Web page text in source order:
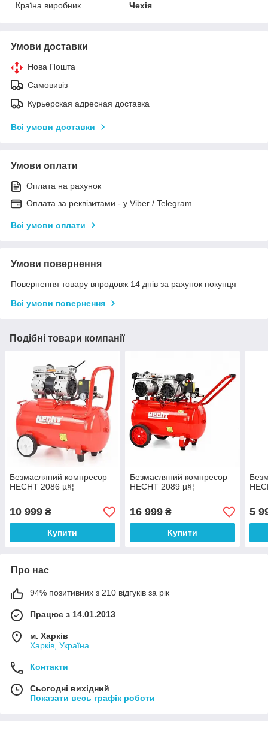
Країна виробник
Чехія
Умови доставки
Нова Пошта
Самовивіз
Курьерская адресная доставка
Всі умови доставки
Умови оплати
Оплата на рахунок
Оплата за реквізитами - у Viber / Telegram
Всі умови оплати
Умови повернення
Повернення товару впродовж 14 днів за рахунок покупця
Всі умови повернення
Подібні товари компанії
Безмасляний компресор
HECHT 2086 µ§¦
10 999 ₴
Купити
Безмасляний компресор
HECHT 2089 µ§¦
16 999₴
Купити
5
Про нас
94% позитивних з 210 відгуків за рік
Працює з 14.01.2013
м. Харків
Харків, Україна
Контакти
Сьогодні вихідний
Показати весь графік роботи